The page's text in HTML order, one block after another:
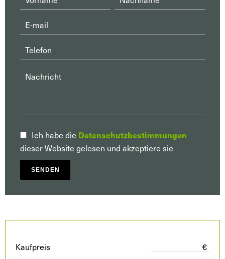
Ich habe die Datenschutzbestimmungen
dieser Website gelesen und akzeptiere sie
SENDEN
Kaufpreis
€